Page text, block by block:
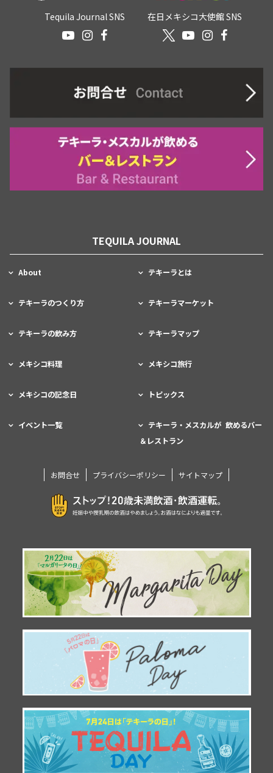
Tequila Journal SNS 在日メキシコ大使館 SNS
TEQUILA JOURNAL
About テキーラとは
テキーラのつくり方 テキーラマーケット
テキーラの飲み方 テキーラマップ
メキシコ料理 メキシコ旅行
メキシコの記念日 トピックス
イベント一覧
テキーラ・メスカルが 飲めるバー
＆レストラン
お問合せ プライバシーポリシー サイトマップ